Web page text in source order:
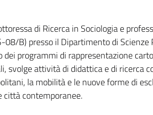
di Ricerca in Sociologia e
08/B) presso il Dipartimento di Scienze
dei programmi di rappresentazione
svolge attività di didattica e di ricerca
la mobilità e le nuove forme di
città contemporanee.